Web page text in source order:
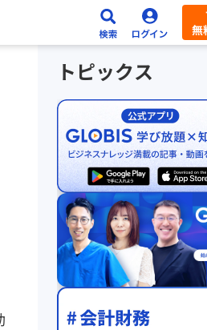
無
トピックス